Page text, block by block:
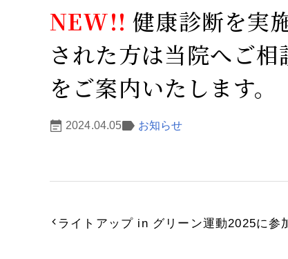
黄斑円孔
糖尿病網膜症
加齢黄
ぶどう膜炎
近視・
NEW!! 健康診断を実
された方は当院へご
をご案内いたします。
2024.04.05 お知らせ
ライトアップ in グリーン運動2025に参